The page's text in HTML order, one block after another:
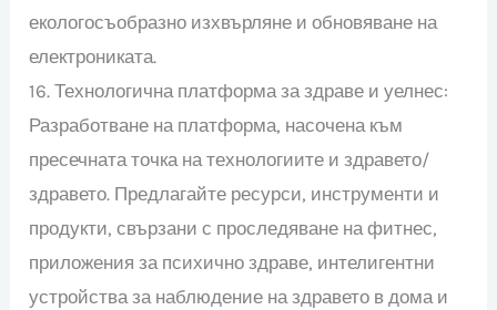
екологосъобразно изхвърляне и обновяване на
електрониката.
16. Технологична платформа за здраве и уелнес:
Разработване на платформа, насочена към
пресечната точка на технологиите и здравето/
здравето. Предлагайте ресурси, инструменти и
продукти, свързани с проследяване на фитнес,
приложения за психично здраве, интелигентни
устройства за наблюдение на здравето в дома и